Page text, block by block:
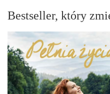
Bestseller, który